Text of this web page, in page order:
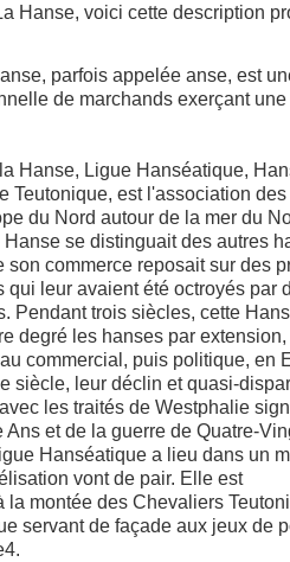
Hanse, voici cette description
parfois appelée anse, est
de marchands exerçant
Hanse, Ligue Hanséatique,
Teutonique, est l'association
du Nord autour de la mer du
se distinguait des autres
son commerce reposait sur des
qui leur avaient été octroyés par
Pendant trois siècles, cette
degré les hanses par
commercial, puis politique, en
siècle, leur déclin et quasi-
les traités de Westphalie
Ans et de la guerre de Quatre-
Hanséatique a lieu dans un
vont de pair. Elle est
la montée des Chevaliers
servant de façade aux jeux de